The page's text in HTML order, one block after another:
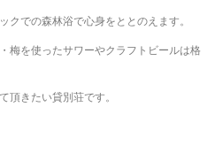
クでの森林浴で心身をととのえます。
梅を使ったサワーやクラフトビールは格
頂きたい貸別荘です。